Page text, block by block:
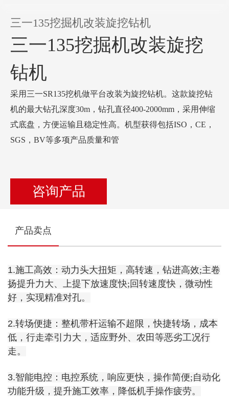
三一135挖掘机改装旋挖钻机
三一135挖掘机改装旋挖
钻机
采用三一SR135挖机做平台改装为旋挖钻机。这款旋挖钻
机的最大钻孔深度30m，钻孔直径400-2000mm，采用伸缩
式底盘，方便运输且稳定性高。机型获得包括ISO，CE，
SGS，BV等多项产品质量和管
咨询产品
产品卖点
1.施工高效： 动力头大扭矩，高转速，钻进高效;主卷
扬提升力大、上提下放速度快;回转速度快，微动性
好，实现精准对孔。
2.转场便捷： 整机带杆运输不超限，快捷转场，成本
低，行走牵引力大，适应野外、农田等恶劣工况行
走。
3.智能电控： 电控系统，响应更快，操作简便;自动化
功能升级，提升施工效率，降低机手操作疲劳。